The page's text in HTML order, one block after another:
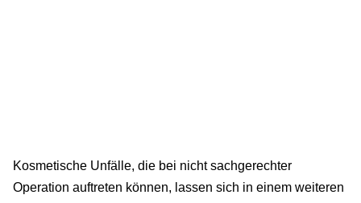
Kosmetische Unfälle, die bei nicht sachgerechter
Operation auftreten können, lassen sich in einem weiteren